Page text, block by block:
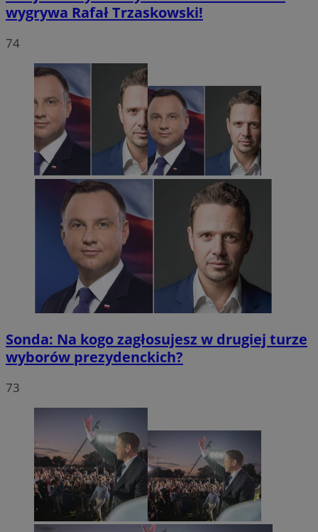
wygrywa Rafał Trzaskowski!
74
Sonda: Na kogo zagłosujesz w drugiej turze
wyborów prezydenckich?
73